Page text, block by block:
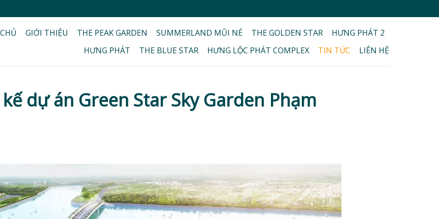
GIỚI THIỆU THE PEAK GARDEN SUMMERLAND MŨI NÉ THE GOLDEN STAR
HƯNG PHÁT 2
HƯNG PHÁT
THE BLUE STAR HƯNG LỘC PHÁT COMPLEX TIN TỨC LIÊN HỆ
dự án Green Star Sky Garden Phạm